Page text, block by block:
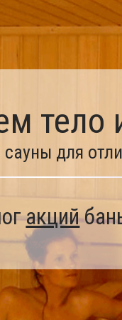
тело
для
акций